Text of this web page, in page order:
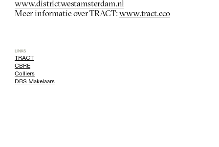
www.districtwestamsterdam.nl
Meer informatie over TRACT: www.tract.eco
LINKS
TRACT
CBRE
Colliers
DRS Makelaars